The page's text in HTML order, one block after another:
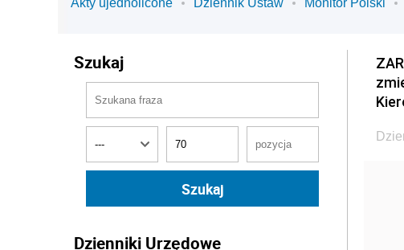
Akty ujednolicone Dziennik Ustaw Monitor Polski
Szukaj
Dzienniki Urzędowe